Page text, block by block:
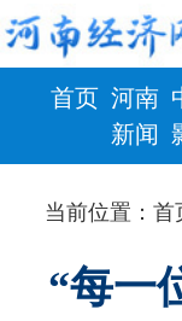
首页 河南
新闻
财政 健康
当前位置：首
“每一